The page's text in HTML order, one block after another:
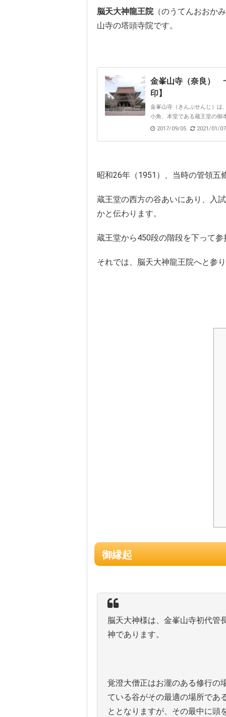
脳天大神龍王院（のうてんおおか
山寺の塔頭寺院です。
金峯山寺（奈良）
印】
金峯山寺（きんぷせんじ）は
小角、本堂である蔵王堂の御
2017/09/05
2021/01/07
昭和26年（1951）、当時の管領五
蔵王堂の西方の谷あいにあり、入
かと伝わります。
蔵王堂から450段の階段を下って
それでは、脳天大神龍王院へと参
御縁起
脳天大神様は、金峯山寺初代管
神であります。
覚澄大僧正はお瀧のある修行の
ている谷がその最適の場所であ
ととなりますが、その最中に頭